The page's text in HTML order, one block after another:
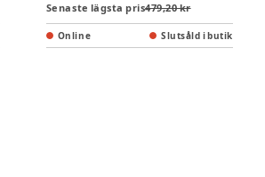
Senaste lägsta pris479,20 kr
Online Slutsåld i butik